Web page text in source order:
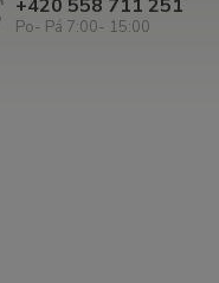
+420 558 711 251
Po- Pá 7:00- 15:00